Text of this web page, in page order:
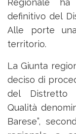
Regionale
definitivo del
Alle porte
territorio.
La Giunta
deciso di
del Distretto
Qualità
Barese”,